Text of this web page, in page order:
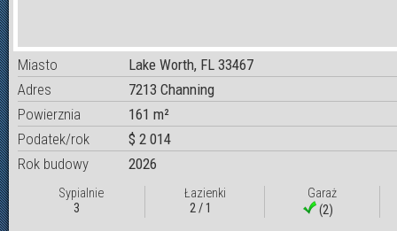
Miasto
Lake Worth, FL 33467
Adres
7213 Channing
Powierznia
161 m²
Podatek/rok
$ 2 014
Rok budowy
2026
Sypialnie
3
Łazienki
2 / 1
Garaż
(2)